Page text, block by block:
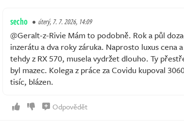
secho úterý, 7. 7. 2026, 14:09
@Geralt-z-Rivie Mám to podobně. Rok a půl
inzerátu a dva roky záruka. Naprosto luxus cena
tehdy z RX 570, musela vydržet dlouho. Ty
byl mazec. Kolega z práce za Covidu kupoval
tisíc, blázen.
Odpovědět